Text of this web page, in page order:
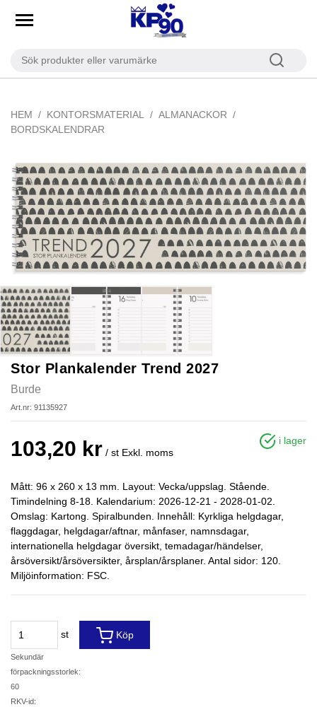
HEM KONTORSMATERIAL
ALMANACKOR
BORDSKALENDRAR
Stor Plankalender Trend 2027
Burde
Art.nr: 91135927
103,20 kr / st Exkl. moms
i lager
Mått: 96 x 260 x 13 mm. Layout: Vecka/uppslag. Stående.
Timindelning 8-18. Kalendarium: 2026-12-21 - 2028-01-02.
Omslag: Kartong. Spiralbunden. Innehåll: Kyrkliga helgdagar,
flaggdagar, helgdagar/aftnar, månfaser, namnsdagar,
internationella helgdagar översikt, temadagar/händelser,
årsöversikt/årsöversikter, årsplan/årsplaner. Antal sidor: 120.
Miljöinformation: FSC.
st
Sekundär
förpackningsstorlek:
60
RKV-id:
Köp